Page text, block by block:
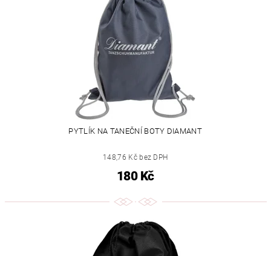
PYTLÍK NA TANEČNÍ BOTY DIAMANT
148,76 Kč bez DPH
180 Kč